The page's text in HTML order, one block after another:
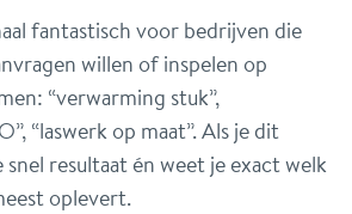
fantastisch voor bedrijven die
willen of inspelen op
“verwarming stuk”,
“laswerk op maat”. Als je dit
snel resultaat én weet je exact welk
oplevert.